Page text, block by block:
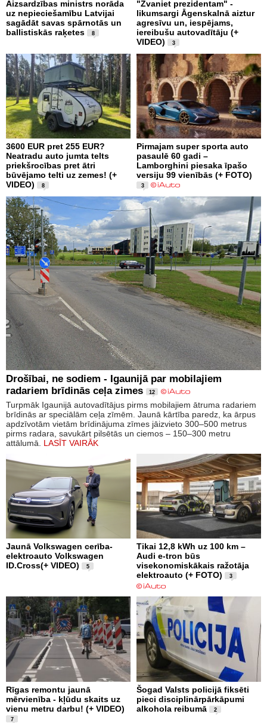
Aizsardzības ministrs norāda
uz nepieciešamību Latvijai
sagādāt savas spārnotās un
ballistiskās raķetes
8
"Zvaniet prezidentam" -
likumsargi Āgenskalnā aiztur
agresīvu un, iespējams,
iereibušu autovadītāju (+
VIDEO)
3
3600 EUR pret 255 EUR?
Neatradu auto jumta telts
priekšrocības pret ātri
būvējamo telti uz zemes! (+
VIDEO)
8
Pirmajam super sporta auto
pasaulē 60 gadi –
Lamborghini piesaka īpašo
versiju 99 vienībās (+ FOTO)
3
Drošībai, ne sodiem - Igaunijā par mobilajiem
radariem brīdinās ceļa zimes
12
Turpmāk Igaunijā autovadītājus pirms mobilajiem ātruma radariem
brīdinās ar speciālām ceļa zīmēm. Jaunā kārtība paredz, ka ārpus
apdzīvotām vietām brīdinājuma zīmes jāizvieto 300–500 metrus
pirms radara, savukārt pilsētās un ciemos – 150–300 metru
attālumā. LASĪT VAIRĀK
Jaunā Volkswagen cerība-
elektroauto Volkswagen
ID.Cross(+ VIDEO)
5
Tikai 12,8 kWh uz 100 km –
Audi e-tron būs
visekonomiskākais ražotāja
elektroauto (+ FOTO)
3
Rīgas remontu jaunā
mērvienība - kļūdu skaits uz
vienu metru darbu! (+ VIDEO)
7
Šogad Valsts policijā fiksēti
pieci disciplinārpārkāpumi
alkohola reibumā
2